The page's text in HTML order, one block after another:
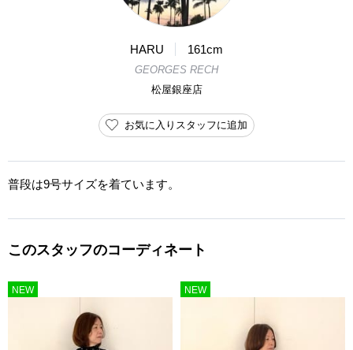
HARU 161cm
GEORGES RECH
松屋銀座店
お気に入りスタッフに追加
普段は9号サイズを着ています。
このスタッフのコーディネート
NEW NEW